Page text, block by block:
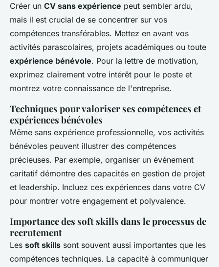
Créer un CV sans expérience peut sembler ardu,
mais il est crucial de se concentrer sur vos
compétences transférables. Mettez en avant vos
activités parascolaires, projets académiques ou toute
expérience bénévole. Pour la lettre de motivation,
exprimez clairement votre intérêt pour le poste et
montrez votre connaissance de l'entreprise.
Techniques pour valoriser ses compétences et
expériences bénévoles
Même sans expérience professionnelle, vos activités
bénévoles peuvent illustrer des compétences
précieuses. Par exemple, organiser un événement
caritatif démontre des capacités en gestion de projet
et leadership. Incluez ces expériences dans votre CV
pour montrer votre engagement et polyvalence.
Importance des soft skills dans le processus de
recrutement
Les soft skills sont souvent aussi importantes que les
compétences techniques. La capacité à communiquer